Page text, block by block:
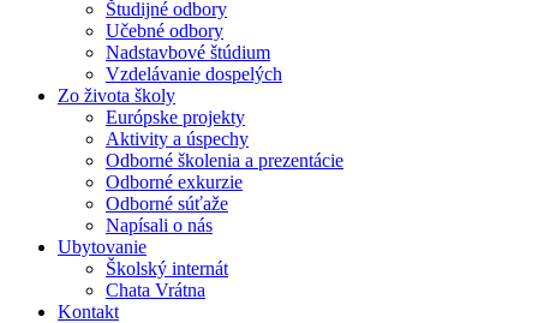
Študijné odbory
Učebné odbory
Nadstavbové štúdium
Vzdelávanie dospelých
Zo života školy
Európske projekty
Aktivity a úspechy
Odborné školenia a prezentácie
Odborné exkurzie
Odborné súťaže
Napísali o nás
Ubytovanie
Školský internát
Chata Vrátna
Kontakt